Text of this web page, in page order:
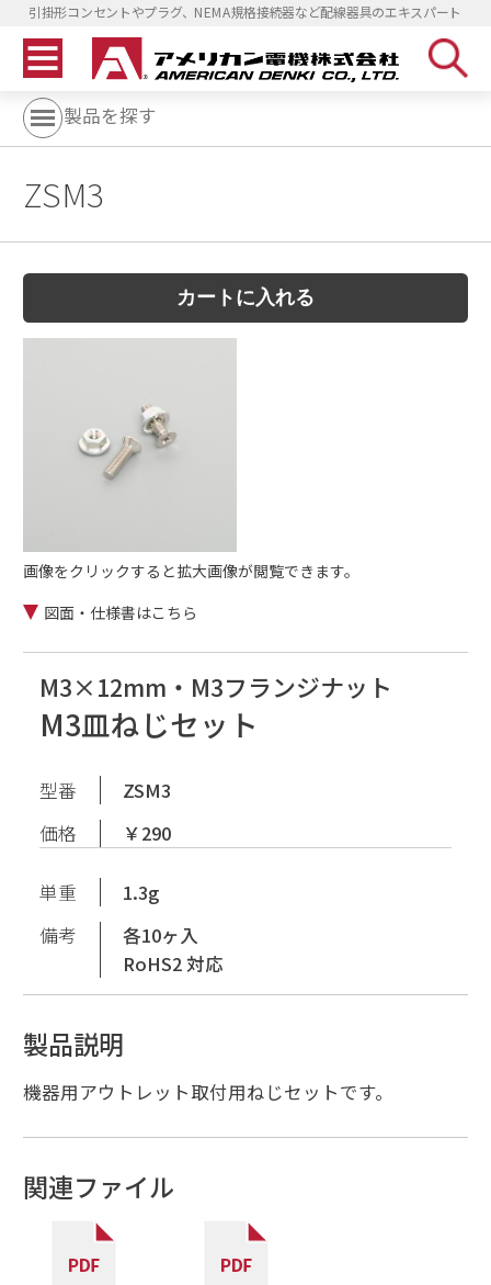
引掛形コンセントやプラグ、NEMA規格接続器など配線器具のエキスパート
製品を探す
ZSM3
画像をクリックすると拡大画像が閲覧できます。
図面・仕様書はこちら
M3×12mm・M3フランジナット
M3皿ねじセット
型番
ZSM3
価格
￥290
単重
1.3g
備考
各10ヶ入
RoHS2 対応
製品説明
機器用アウトレット取付用ねじセットです。
関連ファイル